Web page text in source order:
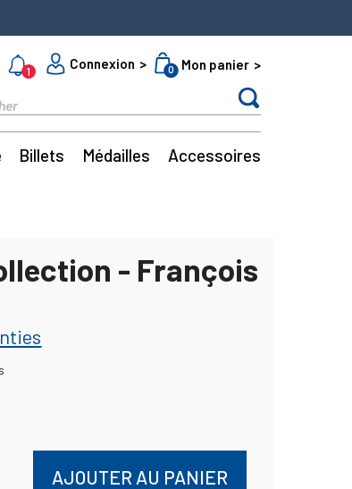
1
Connexion 0 Mon panier
Billets Médailles Accessoires
- François
AJOUTER AU PANIER